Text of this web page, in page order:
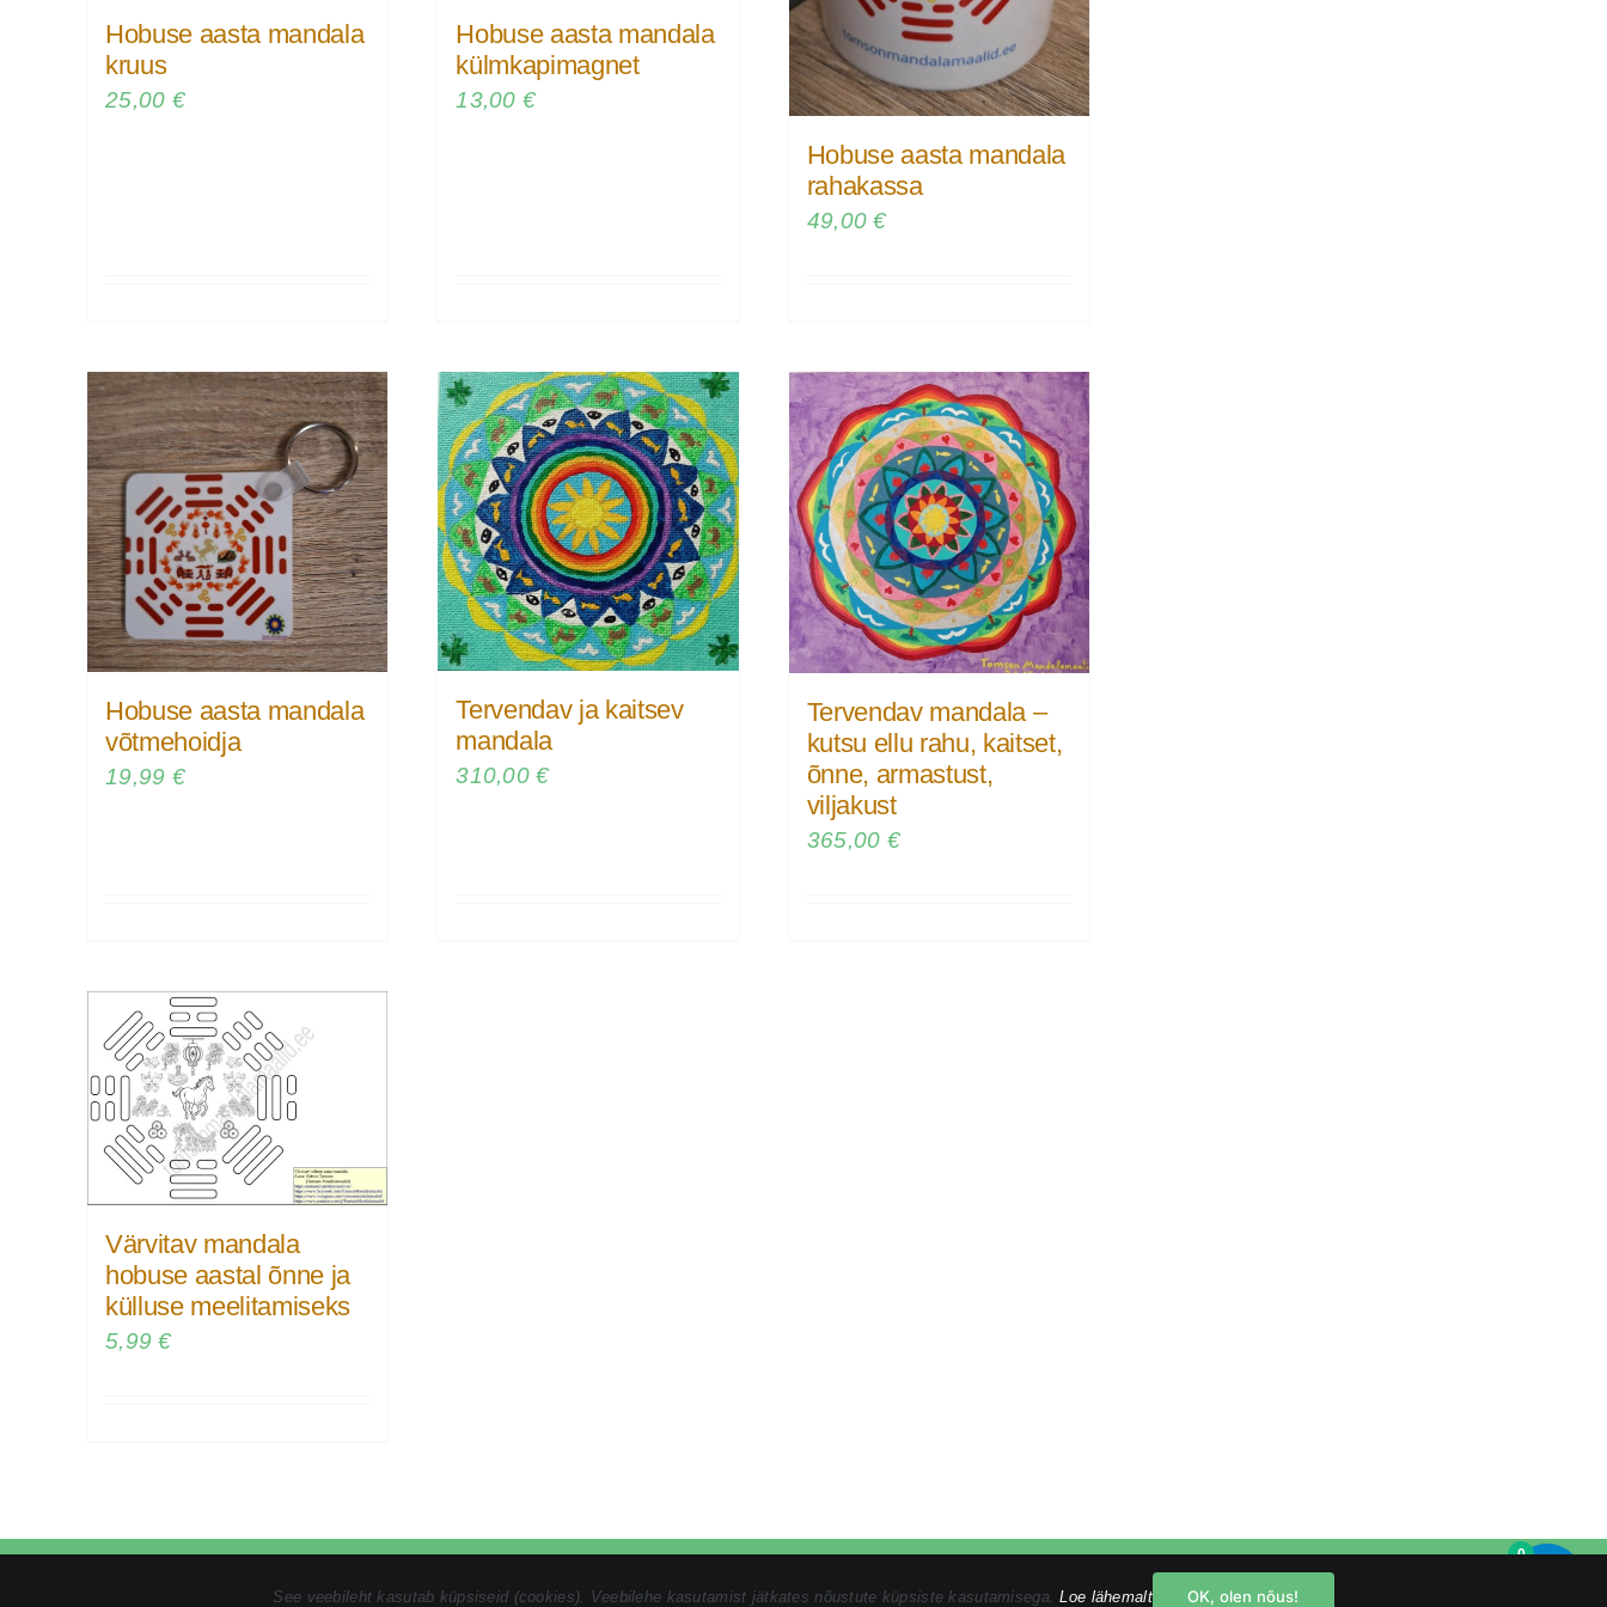
Hobuse aasta mandala
kruus
25,00 €
Hobuse aasta mandala
külmkapimagnet
13,00€
Hobuse aasta mandala
rahakassa
49,00€
Hobuse aasta mandala
võtmehoidja
19,99 €
Tervendav ja kaitsev
mandala
310,00€
Tervendav mandala –
kutsu ellu rahu, kaitset,
õnne, armastust,
viljakust
365,00 €
Värvitav mandala
hobuse aastal õnne ja
külluse meelitamiseks
5,99€
kristin@tomsonmandalamaalid.ee | Privaatsustingimused | Ostuprotsess| Müügitingimused
0
See veebileht kasutab küpsiseid (cookies). Veebilehe kasutamist jätkates nõustute küpsiste kasutamisega.Loe lähemalt OK, olen nõus!